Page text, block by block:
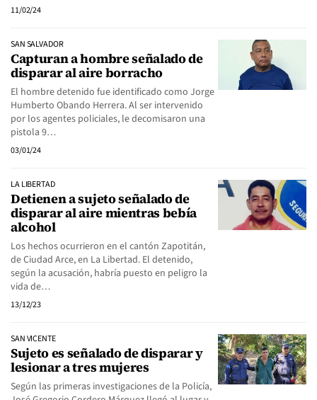
11/02/24
SAN SALVADOR
Capturan a hombre señalado de
disparar al aire borracho
El hombre detenido fue identificado como Jorge
Humberto Obando Herrera. Al ser intervenido
por los agentes policiales, le decomisaron una
pistola 9…
03/01/24
LA LIBERTAD
Detienen a sujeto señalado de
disparar al aire mientras bebía
alcohol
Los hechos ocurrieron en el cantón Zapotitán,
de Ciudad Arce, en La Libertad. El detenido,
según la acusación, habría puesto en peligro la
vida de…
13/12/23
SAN VICENTE
Sujeto es señalado de disparar y
lesionar a tres mujeres
Según las primeras investigaciones de la Policía,